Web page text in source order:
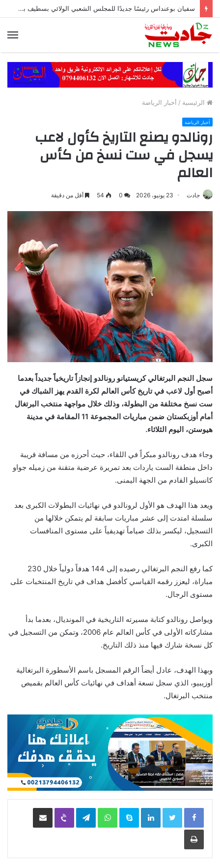
سفيان بوعنداس رئيسًا جديدًا للمجلس الشعبي الولائي بسطيف بالأغلبية
الرئيسية / أخبار الرياضة
أخبار الرياضة
رونالدو يصنع التاريخ كأول لاعب
يسجل في ست نسخ من كأس
العالم
جادت 23 يونيو، 2026 0
54 أقل من دقيقة
سجل النجم البرتغالي كريستيانو رونالدو إنجازاً تاريخياً جديداً بعدما
أصبح أول لاعب في تاريخ كأس العالم لكرة القدم يهز الشباك في
ست نسخ مختلفة من البطولة، وذلك خلال مواجهة منتخب البرتغال
أمام أوزبكستان ضمن مباريات المجموعة 11 المقامة في مدينة
هيوستن، اليوم الثلاثاء.
وجاء هدف رونالدو مبكراً في اللقاء، حيث أحرزه من مسافة قريبة
داخل منطقة الست ياردات بعد تمريرة عرضية متقنة من زميله جواو
كانسيلو القادم من الجهة اليمنى.
ويعد هذا الهدف هو الأول لرونالدو في نهائيات البطولات الكبرى بعد
سلسلة امتدت إلى عشر مباريات سابقة لم يتمكن خلالها من
التسجيل، ليكسر بذلك صياماً تهديفياً على مستوى المنافسات
الكبرى.
كما رفع النجم البرتغالي رصيده إلى 144 هدفاً دولياً خلال 230
مباراة، ليعزز رقمه القياسي كأفضل هداف في تاريخ المنتخبات على
مستوى الرجال.
ويواصل رونالدو كتابة مسيرته التاريخية في المونديال، بعدما بدأ
مشاركاته الأولى في كأس العالم عام 2006، وتمكن من التسجيل في
كل نسخة شارك فيها منذ ذلك التاريخ.
وبهذا الهدف، عادل أيضاً الرقم المسجل باسم الأسطورة البرتغالية
أوزيبيو، الذي سجل تسعة أهداف في نهائيات كأس العالم بقميص
منتخب البرتغال.
LinkedIn
Skype
WhatsApp
Telegram
Viber مشاركة عبر البريد
طباعة